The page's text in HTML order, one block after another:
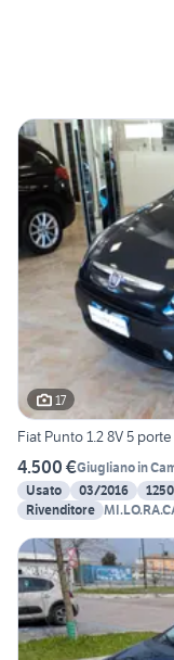
17
Fiat Punto 1.2 8V 5
4.500 €Giugliano in
Usato
03/2016
Rivenditore